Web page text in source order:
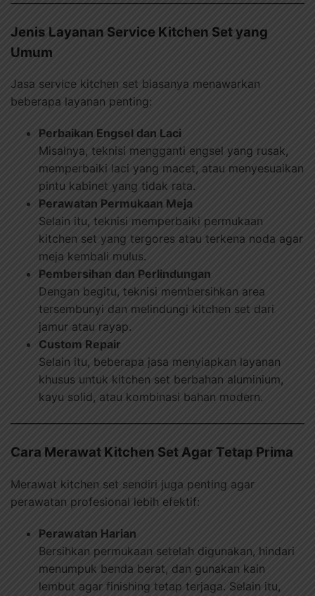
Jenis Layanan Service Kitchen Set yang
Umum
Jasa service kitchen set biasanya menawarkan
beberapa layanan penting:
Perbaikan Engsel dan Laci
Misalnya, teknisi mengganti engsel yang rusak,
memperbaiki laci yang macet, atau menyesuaikan
pintu kabinet yang tidak rata.
Perawatan Permukaan Meja
Selain itu, teknisi memperbaiki permukaan
kitchen set yang tergores atau terkena noda agar
meja kembali mulus.
Pembersihan dan Perlindungan
Dengan begitu, teknisi membersihkan area
tersembunyi dan melindungi kitchen set dari
jamur atau rayap.
Custom Repair
Selain itu, beberapa jasa menyiapkan layanan
khusus untuk kitchen set berbahan aluminium,
kayu solid, atau kombinasi bahan modern.
Cara Merawat Kitchen Set Agar Tetap Prima
Merawat kitchen set sendiri juga penting agar
perawatan profesional lebih efektif:
Perawatan Harian
Bersihkan permukaan setelah digunakan, hindari
menumpuk benda berat, dan gunakan kain
lembut agar finishing tetap terjaga. Selain itu,